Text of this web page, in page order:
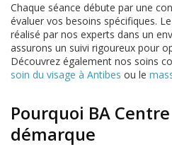
Chaque séance débute par une
évaluer vos besoins spécifiques.
réalisé par nos experts dans un
assurons un suivi rigoureux pour
Découvrez également nos soins
soin du visage à Antibes ou le
Pourquoi BA
démarque